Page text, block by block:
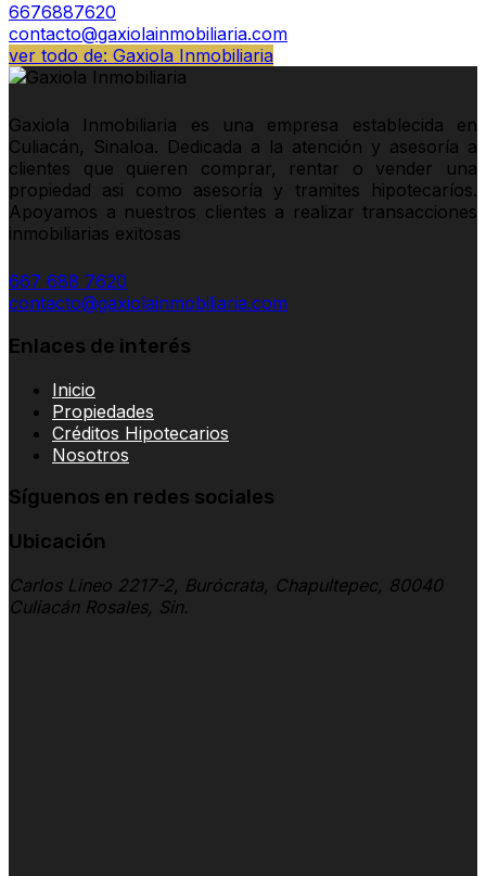
6676887620
contacto@gaxiolainmobiliaria.com
ver todo de: Gaxiola Inmobiliaria
Gaxiola Inmobiliaria es una empresa establecida en
Culiacán, Sinaloa. Dedicada a la atención y asesoría a
clientes que quieren comprar, rentar o vender una
propiedad asi como asesoría y tramites hipotecaríos.
Apoyamos a nuestros clientes a realizar transacciones
inmobiliarias exitosas
667 688 7620
contacto@gaxiolainmobiliaria.com
Enlaces de interés
Inicio
Propiedades
Créditos Hipotecarios
Nosotros
Síguenos en redes sociales
Ubicación
Carlos Lineo 2217-2, Burócrata, Chapultepec, 80040
Culiacán Rosales, Sin.